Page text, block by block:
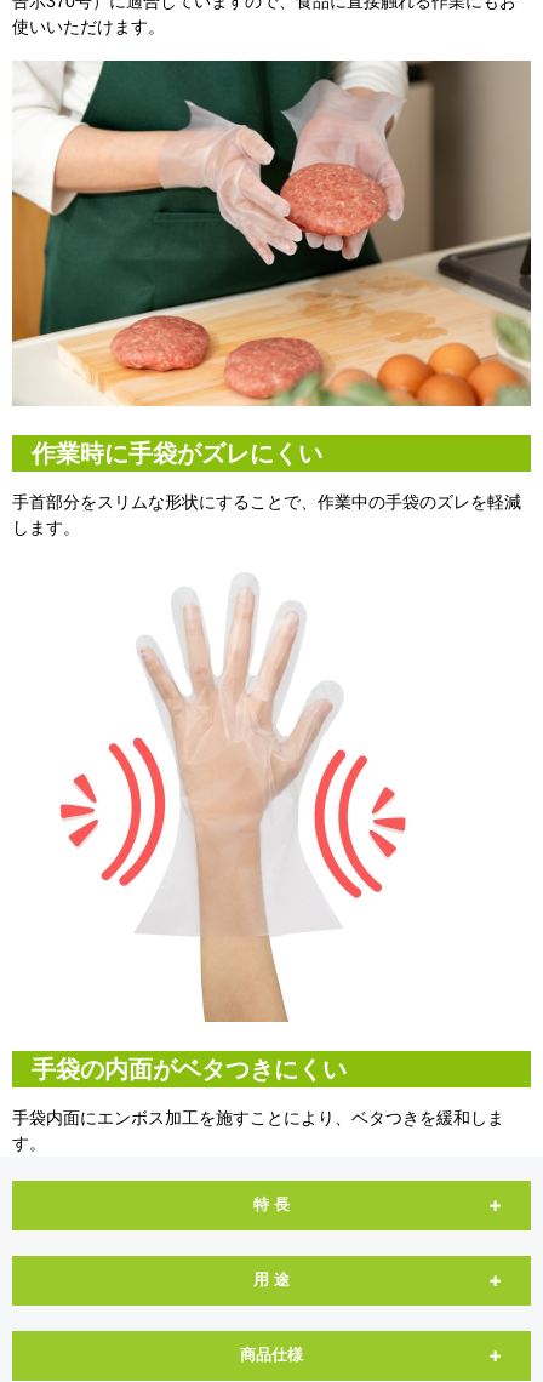
使いいただけます。
作業時に手袋がズレにくい
手首部分をスリムな形状にすることで、作業中の手袋のズレを軽減
します。
手袋の内面がベタつきにくい
手袋内面にエンボス加工を施すことにより、ベタつきを緩和しま
す。
特 長
用 途
商品仕様